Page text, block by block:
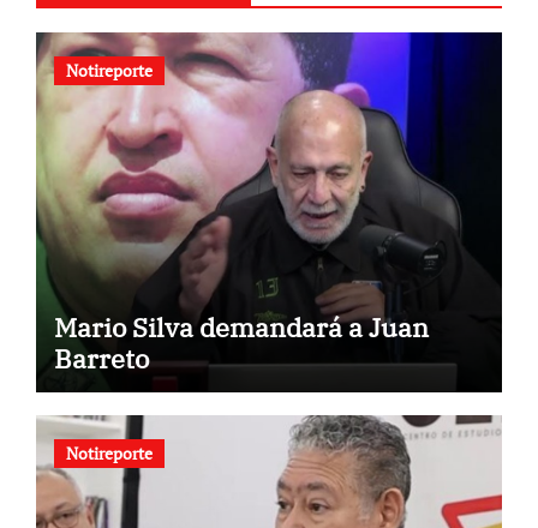
Notireporte
Mario Silva demandará a Juan
Barreto
Notireporte